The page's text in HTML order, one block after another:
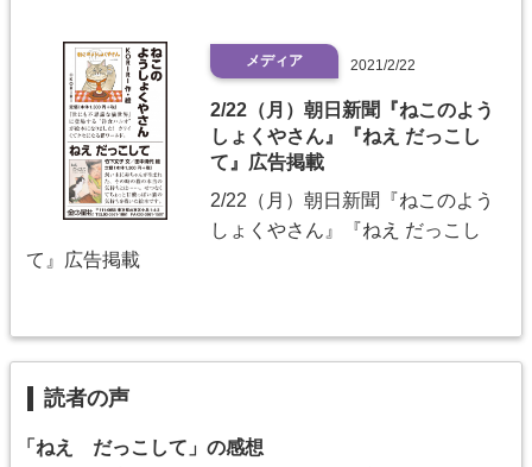
メディア 2021/2/22
2/22（月）朝日新聞『ねこのよう
しょくやさん』『ねえ だっこし
て』広告掲載
2/22（月）朝日新聞『ねこのよう
しょくやさん』『ねえ だっこし
て』広告掲載
読者の声
「ねえ だっこして」の感想